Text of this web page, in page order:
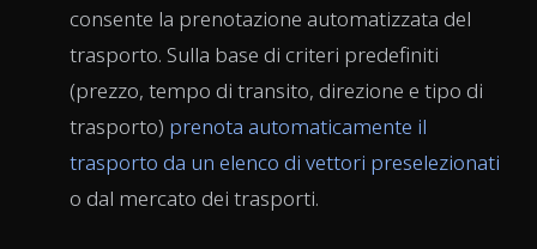
consente la prenotazione automatizzata del
trasporto. Sulla base di criteri predefiniti
(prezzo, tempo di transito, direzione e tipo di
trasporto) prenota automaticamente il
trasporto da un elenco di vettori preselezionati
o dal mercato dei trasporti.